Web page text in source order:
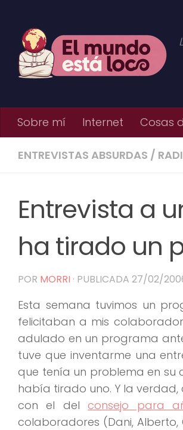
Sobre mí Internet Cosas
ENTREVISTAS ABSURDAS /
Entrevista a
ha tirado un
POR MORRI · PUBLICADA 27/02/
Esta semana tuvimos un
felicitaban a mis
adulado en un programa
tuve que inventarme una
que tenía un problema en su
había tirado uno. Y la
con el delconsejo para
colaboradores (Dani, Alberto,